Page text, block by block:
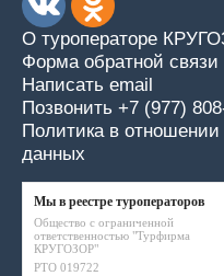
О туроператоре
Форма обратной связи
Написать email
Позвонить +7 (977)
Политика в
данных
Мы в реестре туроператоров
Общество с ограниченной
ответственностью "Турфирма
КРУГОЗОР"
РТО 019722